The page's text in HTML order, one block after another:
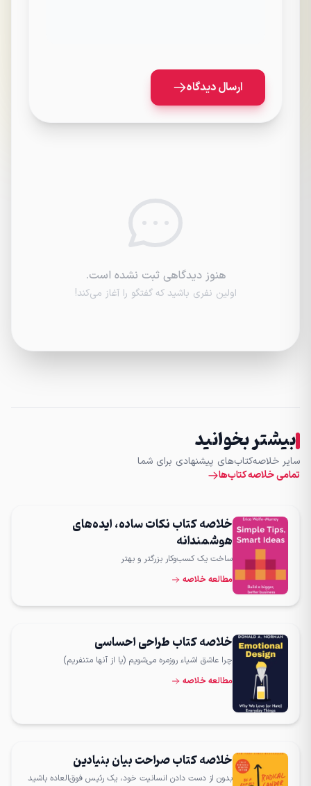
ارسال دیدگاه
هنوز دیدگاهی ثبت نشده است.
اولین نفری باشید که گفتگو را آغاز می‌کند!
بیشتر بخوانید
سایر خلاصه‌کتاب‌های پیشنهادی برای شما
تمامی خلاصه کتاب‌ها
خلاصه کتاب نکات ساده، ایده‌های
هوشمندانه
ساخت یک کسب‌وکار بزرگتر و بهتر
مطالعه خلاصه
خلاصه کتاب طراحی احساسی
چرا عاشق اشیاء روزمره می‌شویم (یا از آنها متنفریم)
مطالعه خلاصه
خلاصه کتاب صراحت بیان بنیادین
بدون از دست دادن انسانیت خود، یک رئیس فوق‌العاده باشید